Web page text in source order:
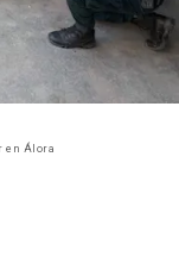
en Álora